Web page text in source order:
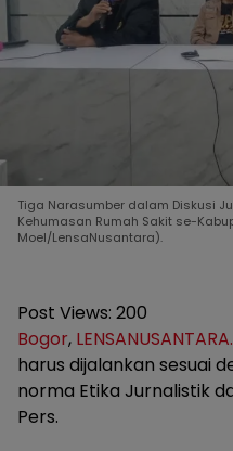
Tiga Narasumber dalam Diskusi
Kehumasan Rumah Sakit se-
Moel/LensaNusantara).
Post Views: 200
Bogor,
harus dijalankan sesuai
norma Etika Jurnalistik
Pers.